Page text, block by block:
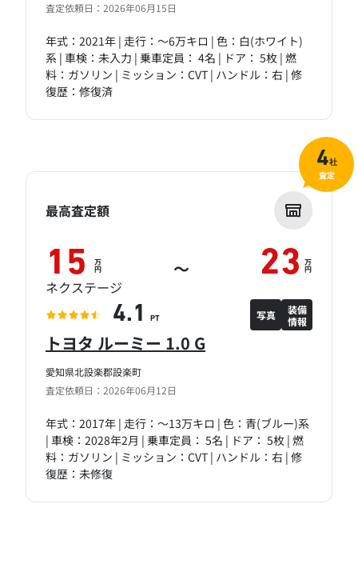
査定依頼日：2026年06月15日
年式：2021年 | 走行：～6万キロ | 色：白(ホワイト)
系 | 車検：未入力 | 乗車定員： 4名 | ドア： 5枚 | 燃
料：ガソリン | ミッション：CVT | ハンドル：右 | 修
復歴：修復済
愛知県北設楽郡設楽町
査定依頼日：2026年06月12日
トヨタ ルーミー 1.0 G
年式：2017年 | 走行：～13万キロ | 色：青(ブルー)系
| 車検：2028年2月 | 乗車定員： 5名 | ドア： 5枚 | 燃
料：ガソリン | ミッション：CVT | ハンドル：右 | 修
復歴：未修復
最高査定額
15 万
円 ～ 23 万
円
ネクステージ
4.1 PT 写真
装備
情報
4社
査定